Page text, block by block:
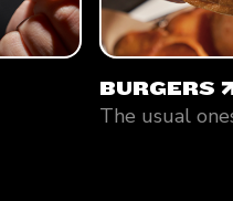
BURGERS
BURGERS
The usual